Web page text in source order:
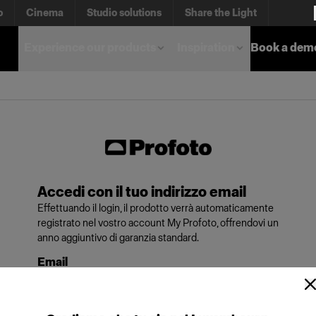
Cinema Studio solutions Share the Light
Book a
Accedi con il tuo indirizzo email
Effettuando il login, il prodotto verrà automaticamente
registrato nel vostro account My Profoto, offrendovi un
anno aggiuntivo di garanzia standard.
Email